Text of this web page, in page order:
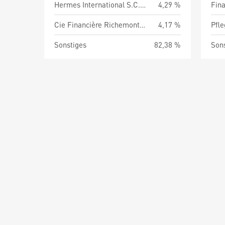
Hermes International S.C.A.
4,29 %
Cie Financière Richemont AG
4,17 %
Sonstiges
82,38 %